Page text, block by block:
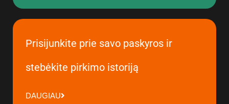
Prisijunkite prie savo paskyros ir
stebėkite pirkimo istoriją
DAUGIAU